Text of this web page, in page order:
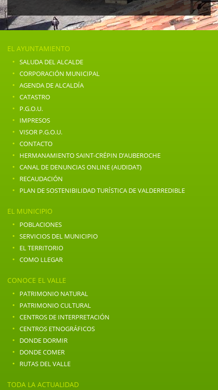
EL AYUNTAMIENTO
· SALUDA DEL ALCALDE
· CORPORACIÓN MUNICIPAL
· AGENDA DE ALCALDÍA
· CATASTRO
· P.G.O.U.
· IMPRESOS
· VISOR P.G.O.U.
· CONTACTO
· HERMANAMIENTO SAINT-CRÉPIN D’AUBEROCHE
· CANAL DE DENUNCIAS ONLINE (AUDIDAT)
· RECAUDACIÓN
· PLAN DE SOSTENIBILIDAD TURÍSTICA DE VALDERREDIBLE
EL MUNICIPIO
· POBLACIONES
· SERVICIOS DEL MUNICIPIO
· EL TERRITORIO
· COMO LLEGAR
CONOCE EL VALLE
· PATRIMONIO NATURAL
· PATRIMONIO CULTURAL
· CENTROS DE INTERPRETACIÓN
· CENTROS ETNOGRÁFICOS
· DONDE DORMIR
· DONDE COMER
· RUTAS DEL VALLE
TODA LA ACTUALIDAD